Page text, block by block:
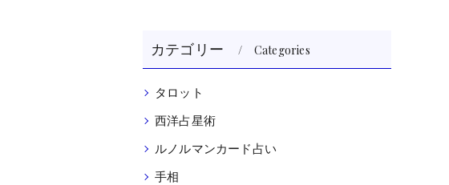
カテゴリー Categories
タロット
西洋占星術
ルノルマンカード占い
手相